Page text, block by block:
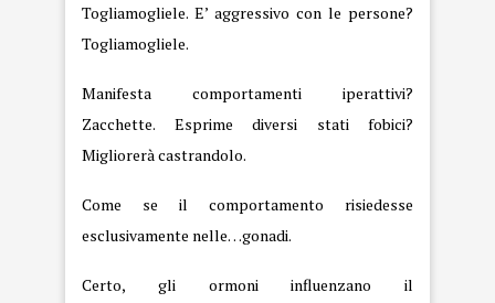
Togliamogliele. E’ aggressivo con le persone?
Togliamogliele.
Manifesta comportamenti iperattivi?
Zacchette. Esprime diversi stati fobici?
Migliorerà castrandolo.
Come se il comportamento risiedesse
esclusivamente nelle…gonadi.
Certo, gli ormoni influenzano il